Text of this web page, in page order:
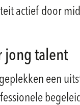
actief door
jong talent
een